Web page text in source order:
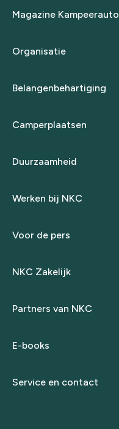
Magazine Kampeerauto
Organisatie
Belangenbehartiging
Camperplaatsen
Duurzaamheid
Werken bij NKC
Voor de pers
NKC Zakelijk
Partners van NKC
E-books
Service en contact